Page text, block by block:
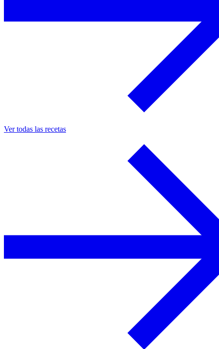
Ver todas las recetas